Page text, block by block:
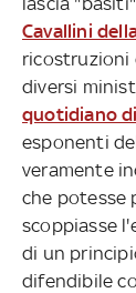
Cavallini
ricostruzioni
diversi
quotidiano
esponenti
veramente
che potesse
scoppiasse
di un
difendibile